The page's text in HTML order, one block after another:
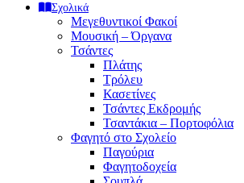
Σχολικά
Μεγεθυντικοί Φακοί
Μουσική – Όργανα
Τσάντες
Πλάτης
Τρόλευ
Κασετίνες
Τσάντες Εκδρομής
Τσαντάκια – Πορτοφόλια
Φαγητό στο Σχολείο
Παγούρια
Φαγητοδοχεία